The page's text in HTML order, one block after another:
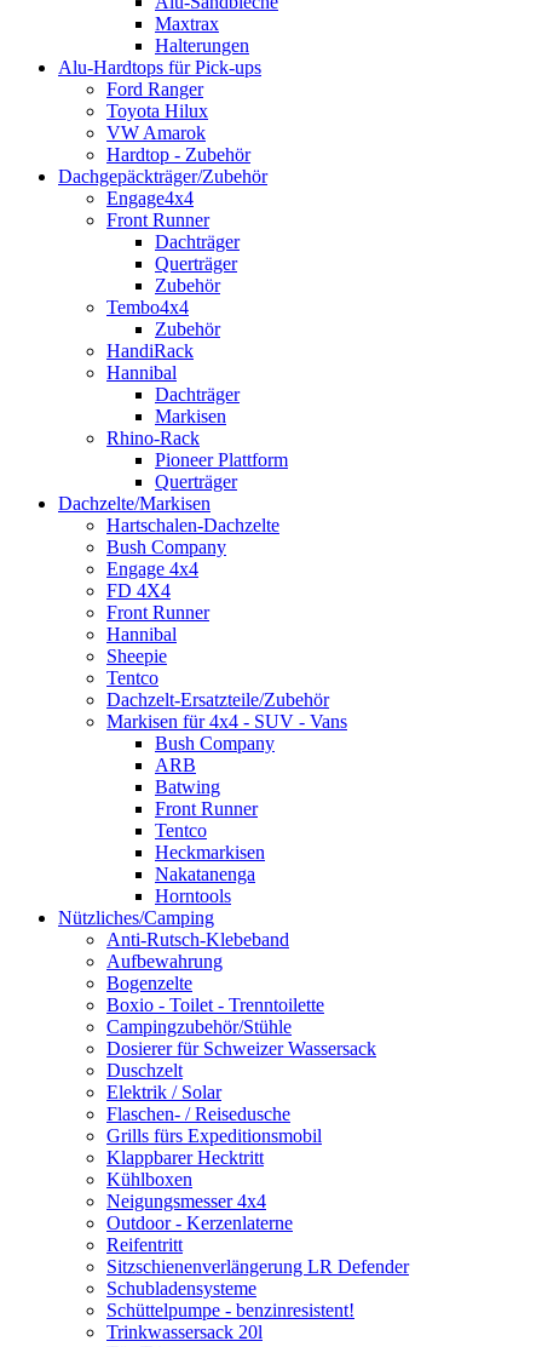
Maxtrax
Halterungen
Alu-Hardtops für Pick-ups
Ford Ranger
Toyota Hilux
VW Amarok
Hardtop - Zubehör
Dachgepäckträger/Zubehör
Engage4x4
Front Runner
Dachträger
Querträger
Zubehör
Tembo4x4
Zubehör
HandiRack
Hannibal
Dachträger
Markisen
Rhino-Rack
Pioneer Plattform
Querträger
Dachzelte/Markisen
Hartschalen-Dachzelte
Bush Company
Engage 4x4
FD 4X4
Front Runner
Hannibal
Sheepie
Tentco
Dachzelt-Ersatzteile/Zubehör
Markisen für 4x4 - SUV - Vans
Bush Company
ARB
Batwing
Front Runner
Tentco
Heckmarkisen
Nakatanenga
Horntools
Nützliches/Camping
Anti-Rutsch-Klebeband
Aufbewahrung
Bogenzelte
Boxio - Toilet - Trenntoilette
Campingzubehör/Stühle
Dosierer für Schweizer Wassersack
Duschzelt
Elektrik / Solar
Flaschen- / Reisedusche
Grills fürs Expeditionsmobil
Klappbarer Hecktritt
Kühlboxen
Neigungsmesser 4x4
Outdoor - Kerzenlaterne
Reifentritt
Sitzschienenverlängerung LR Defender
Schubladensysteme
Schüttelpumpe - benzinresistent!
Trinkwassersack 20l